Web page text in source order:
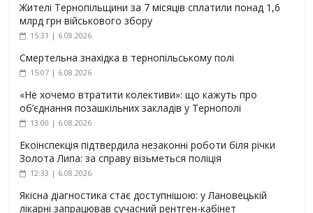
Жителі Тернопільщини за 7 місяців сплатили понад 1,6
млрд грн військового збору
15:31 | 6.08.2026
Смертельна знахідка в тернопільському полі
15:07 | 6.08.2026
«Не хочемо втратити колективи»: що кажуть про
об’єднання позашкільних закладів у Тернополі
13:00 | 6.08.2026
Екоінспекція підтвердила незаконні роботи біля річки
Золота Липа: за справу візьметься поліція
12:33 | 6.08.2026
Якісна діагностика стає доступнішою: у Лановецькій
лікарні запрацював сучасний рентген-кабінет